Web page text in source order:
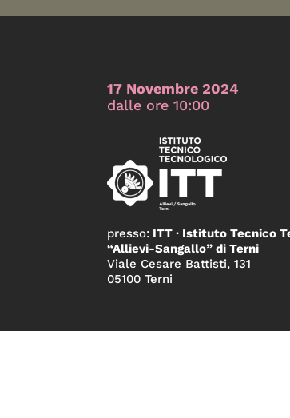
17 Novembre 2024
dalle ore 10:00
presso: ITT · Istituto Tecnico
“Allievi-Sangallo” di Terni
Viale Cesare Battisti, 131
05100 Terni